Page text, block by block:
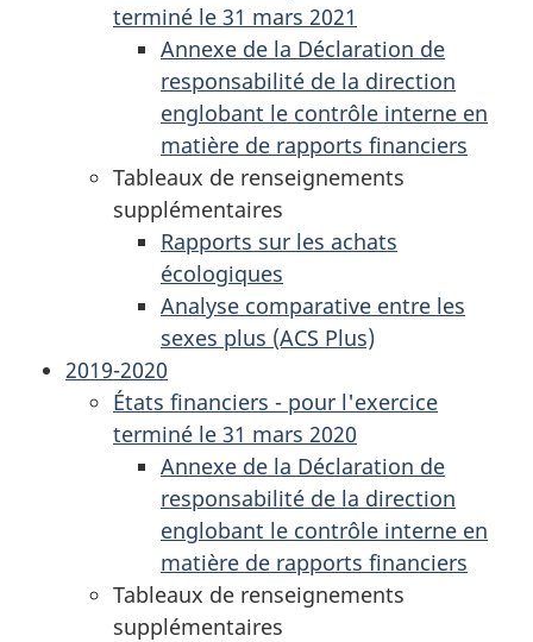
terminé le 31 mars 2021
Annexe de la Déclaration de
responsabilité de la direction
englobant le contrôle interne en
matière de rapports financiers
Tableaux de renseignements
supplémentaires
Rapports sur les achats
écologiques
Analyse comparative entre les
sexes plus (ACS Plus)
2019-2020
États financiers - pour l'exercice
terminé le 31 mars 2020
Annexe de la Déclaration de
responsabilité de la direction
englobant le contrôle interne en
matière de rapports financiers
Tableaux de renseignements
supplémentaires